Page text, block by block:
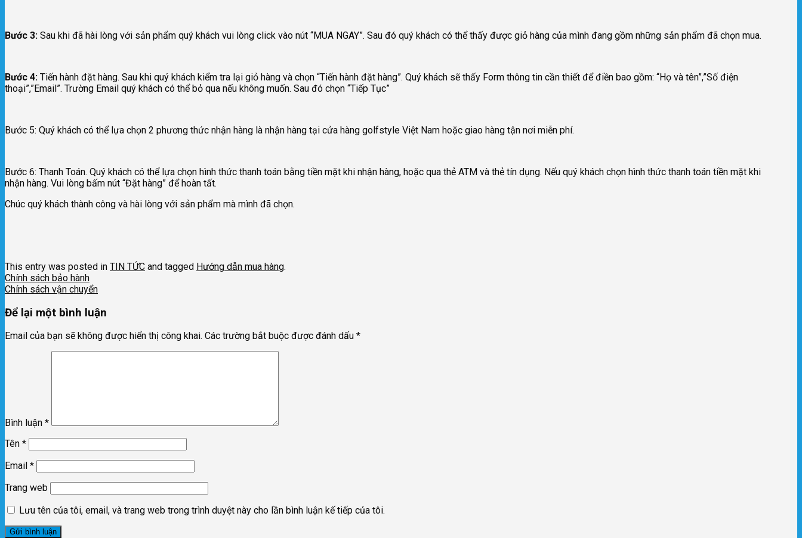
Bước 3: Sau khi đã hài lòng với sản phẩm quý khách vui lòng click vào nút “MUA NGAY”. Sau đó quý khách có thể thấy được giỏ hàng của mình đang gồm những sản phẩm đã chọn mua.
Bước 4: Tiến hành đặt hàng. Sau khi quý khách kiểm tra lại giỏ hàng và chọn “Tiến hành đặt hàng”. Quý khách sẽ thấy Form thông tin cần thiết để điền bao gồm: “Họ và tên”,”Số điện
thoại”,”Email”. Trường Email quý khách có thể bỏ qua nếu không muốn. Sau đó chọn “Tiếp Tục”
Bước 5: Quý khách có thể lựa chọn 2 phương thức nhận hàng là nhận hàng tại cửa hàng golfstyle Việt Nam hoặc giao hàng tận nơi miễn phí.
Bước 6: Thanh Toán. Quý khách có thể lựa chọn hình thức thanh toán bằng tiền mặt khi nhận hàng, hoặc qua thẻ ATM và thẻ tín dụng. Nếu quý khách chọn hình thức thanh toán tiền mặt khi
nhận hàng. Vui lòng bấm nút “Đặt hàng” để hoàn tất.
Chúc quý khách thành công và hài lòng với sản phẩm mà mình đã chọn.
This entry was posted in TIN TỨC and tagged Hướng dẫn mua hàng.
Chính sách bảo hành
Chính sách vận chuyển
Để lại một bình luận
Email của bạn sẽ không được hiển thị công khai. Các trường bắt buộc được đánh dấu *
Bình luận *
Tên *
Email *
Trang web
Lưu tên của tôi, email, và trang web trong trình duyệt này cho lần bình luận kế tiếp của tôi.